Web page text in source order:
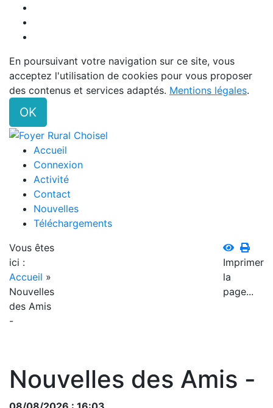
En poursuivant votre navigation sur ce site, vous
acceptez l'utilisation de cookies pour vous proposer
des contenus et services adaptés. Mentions légales.
OK
Accueil
Connexion
Activité
Contact
Nouvelles
Téléchargements
Vous êtes
ici :
Accueil »
Nouvelles
des Amis
-
Imprimer
la
page...
Nouvelles des Amis -